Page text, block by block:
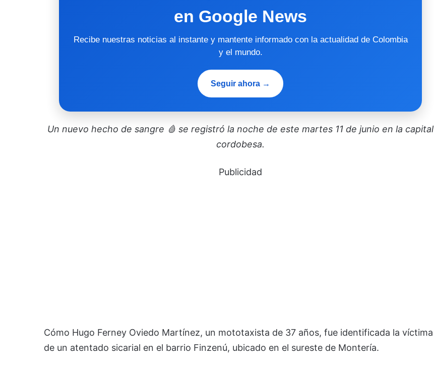
en Google News
Recibe nuestras noticias al instante y mantente informado con la actualidad de Colombia
y el mundo.
Seguir ahora →
Un nuevo hecho de sangre 🩸 se registró la noche de este martes 11 de junio en la capital
cordobesa.
Publicidad
Cómo Hugo Ferney Oviedo Martínez, un mototaxista de 37 años, fue identificada la víctima
de un atentado sicarial en el barrio Finzenú, ubicado en el sureste de Montería.